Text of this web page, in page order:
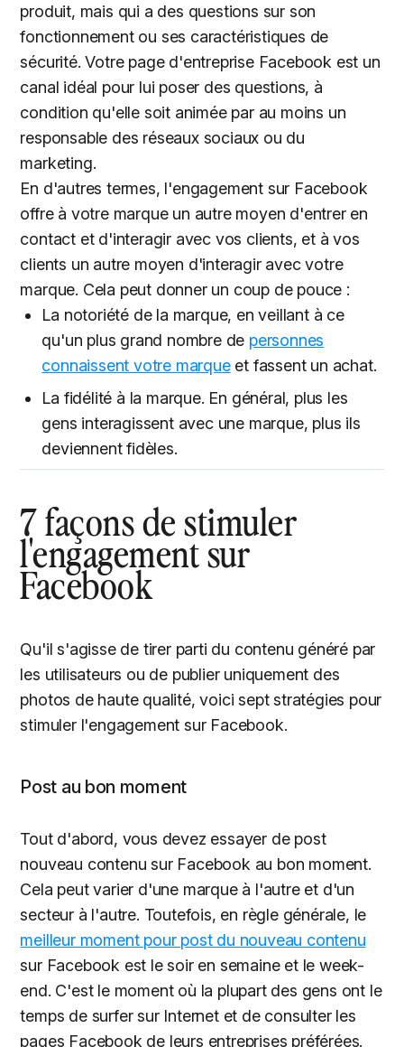
produit, mais qui a des questions sur son
fonctionnement ou ses caractéristiques de
sécurité. Votre page d'entreprise Facebook est un
canal idéal pour lui poser des questions, à
condition qu'elle soit animée par au moins un
responsable des réseaux sociaux ou du
marketing.
En d'autres termes, l'engagement sur Facebook
offre à votre marque un autre moyen d'entrer en
contact et d'interagir avec vos clients, et à vos
clients un autre moyen d'interagir avec votre
marque. Cela peut donner un coup de pouce :
La notoriété de la marque, en veillant à ce
qu'un plus grand nombre de personnes
connaissent votre marqueet fassent un achat.
La fidélité à la marque. En général, plus les
gens interagissent avec une marque, plus ils
deviennent fidèles.
7 façons de stimuler
l'engagement sur
Facebook
Qu'il s'agisse de tirer parti du contenu généré par
les utilisateurs ou de publier uniquement des
photos de haute qualité, voici sept stratégies pour
stimuler l'engagement sur Facebook.
Post au bon moment
Tout d'abord, vous devez essayer de post
nouveau contenu sur Facebook au bon moment.
Cela peut varier d'une marque à l'autre et d'un
secteur à l'autre. Toutefois, en règle générale, le
meilleur moment pour post du nouveau contenu
sur Facebook est le soir en semaine et le week-
end. C'est le moment où la plupart des gens ont le
temps de surfer sur Internet et de consulter les
pages Facebook de leurs entreprises préférées.